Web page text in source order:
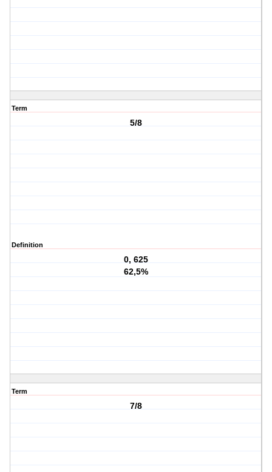
Term
5/8
Definition
0, 625
62,5%
Term
7/8